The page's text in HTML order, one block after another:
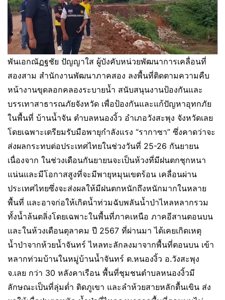
พันเอกณัฏฐชัย ปัญญาใส ผู้บังคับหน่วยพัฒนาการเคลื่อนที่
สองสาม สำนักงานพัฒนาภาคสอง ลงพื้นที่ติดตามความคืบ
หน้างานขุดลอกคลองระบายน้ำ สนับสนุนงานป้องกันและ
บรรเทาสาธารณภัยจังหวัด เพื่อป้องกันและแก้ปัญหาอุทกภัย
ในพื้นที่ บ้านน้ำจัน ตำบลหนองงิ้ว อำเภอวังสะพุง จังหวัดเลย
โดยเฉพาะเตรียมรับมือพายุกำลังแรง “รากาซา” ซึ่งคาดว่าจะ
ส่งผลกระทบต่อประเทศไทยในช่วงวันที่ 25-26 กันยายน
เนื่องจาก ในช่วงเดือนกันยายนจะเป็นห้วงที่มีฝนตกชุกหนา
แน่นและมีโอกาสสูงที่จะมีพายุหมุนเขตร้อน เคลื่อนผ่าน
ประเทศไทยซึ่งจะส่งผลให้มีฝนตกหนักถึงหนักมากในหลาย
พื้นที่ และอาจก่อให้เกิดน้ำท่วมฉับพลันน้ำป่าไหลหลากรวม
ทั้งน้ำล้นตลิ่งโดยเฉพาะในพื้นที่ภาคเหนือ ภาคอีสานตอนบน
และในห้วงเดือนตุลาคม ปี 2567 ที่ผ่านมา ได้เคยเกิดเหตุ
น้ำป่าจากห้วยน้ำจันทร์ ไหลทะลักลงมาจากพื้นที่ตอนบน เข้า
หลากท่วมบ้านในหมู่บ้านน้ำจันทร์ ต.หนองงิ้ว อ.วังสะพุง
จ.เลย กว่า 30 หลังคาเรือน พื้นที่ชุมชนตำบลหนองงิ้วมี
ลักษณะเป็นที่ลุ่มต่ำ ติดภูเขา และลำห้วยสายหลักตื้นเขิน ส่ง